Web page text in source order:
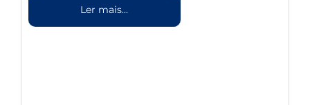
Ler mais...